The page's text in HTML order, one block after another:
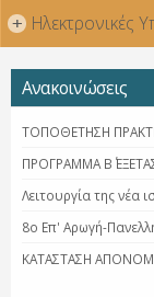
+ Ηλεκτρονικές
Ανακοινώσεις
ΤΟΠΟΘΕΤΗΣΗ
ΠΡΟΓΡΑΜΜΑ Β΄
Λειτουργία της νέα
8ο Επ' Αρωγή-
ΚΑΤΑΣΤΑΣΗ